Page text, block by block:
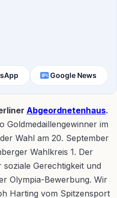
Google News
Abgeordnetenhaus.
Goldmedaillengewinner im
Wahl am 20. September
Wahlkreis 1. Der
Gerechtigkeit und
Olympia-Bewerbung. Wir
Harting vom Spitzensport